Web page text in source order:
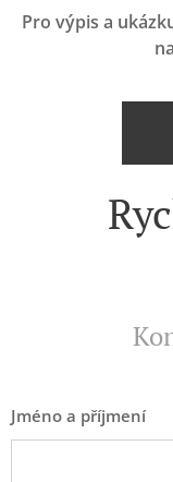
Pro výpis a
Jméno a příjmení